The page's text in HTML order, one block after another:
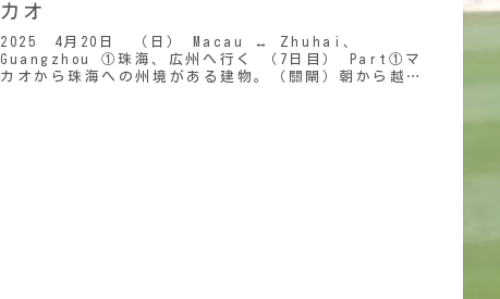
カオ
2025 4月20日 （日） Macau ↔ Zhuhai、
Guangzhou ①珠海、広州へ行く （7日目） Part①マ
カオから珠海への州境がある建物。（關閘）朝から越境